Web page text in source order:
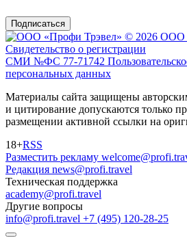
Подписаться
© 2026 ООО
Свидетельство о регистрации
СМИ №ФС 77-71742
персональных данных
Материалы сайта защищены
и цитирование допускаются только
размещении активной ссылки на
18+RSS
Разместить рекламу
Редакция news@profi.travel
Техническая поддержка
academy@profi.travel
Другие вопросы
info@profi.travel +7 (495) 120-28-25